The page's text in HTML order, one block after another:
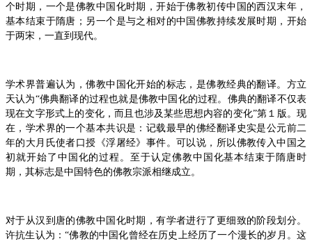
个时期，一个是佛教中国化时期，开始于佛教初传中国的西汉末年，
基本结束于隋唐；另一个是与之相对的中国佛教持续发展时期，开始
于两宋，一直到现代。
学术界普遍认为，佛教中国化开始的标志，是佛教经典的翻译。方立
天认为“佛典翻译的过程也就是佛教中国化的过程。佛典的翻译不仅表
现在文字形式上的变化，而且也涉及某些思想内容的变化”第１版。现
在，学术界的一个基本共识是：记载最早的佛经翻译史实是公元前二
年的大月氏使者口授《浮屠经》事件。可以说，所以佛教传入中国之
初就开始了中国化的过程。至于认定佛教中国化基本结束于隋唐时
期，其标志是中国特色的佛教宗派相继成立。
对于从汉到唐的佛教中国化时期，有学者进行了更细致的阶段划分。
许抗生认为：“佛教的中国化曾经在历史上经历了一个漫长的岁月。这